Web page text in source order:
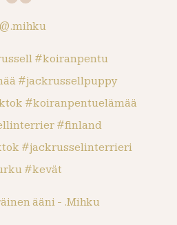
@.mihku
#koiranpentu
#jackrussellpuppy
#koiranpentuelämää
#finland
#jackrusselinterrieri
#kevät
ääni - .Mihku